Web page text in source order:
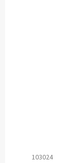
103024